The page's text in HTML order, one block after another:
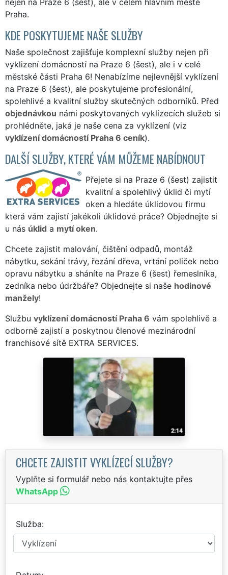
Praha.
KDE POSKYTUJEME NAŠE SLUŽBY
Naše společnost zajišťuje komplexní služby nejen při
vyklizení domácností na Praze 6 (šest), ale i v celé
městské části Praha 6! Nenabízíme nejlevnější vyklízení
na Praze 6 (šest), ale poskytujeme profesionální,
spolehlivé a kvalitní služby skutečných odborníků. Před
objednávkou námi poskytovaných vyklízecích služeb si
prohlédněte, jaká je naše cena za vyklízení (viz
vyklízení domácností Praha 6 ceník).
DALŠÍ SLUŽBY, KTERÉ VÁM MŮŽEME NABÍDNOUT
Přejete si na Praze 6 (šest) zajistit
kvalitní a spolehlivý úklid či mytí
oken a hledáte úklidovou firmu
která vám zajistí jakékoli úklidové práce? Objednejte si
u nás úklid a mytí oken.
Chcete zajistit malování, čištění odpadů, montáž
nábytku, sekání trávy, řezání dřeva, vrtání poliček nebo
opravu nábytku a sháníte na Praze 6 (šest) řemeslníka,
zedníka nebo údržbáře? Objednejte si naše hodinové
manžely!
Službu vyklízení domácností Praha 6 vám spolehlivě a
odborně zajistí a poskytnou členové mezinárodní
franchisové sítě EXTRA SERVICES.
CHCETE ZAJISTIT VYKLÍZECÍ SLUŽBY?
Vyplňte si formulář nebo nás kontaktujte přes
WhatsApp
Služba